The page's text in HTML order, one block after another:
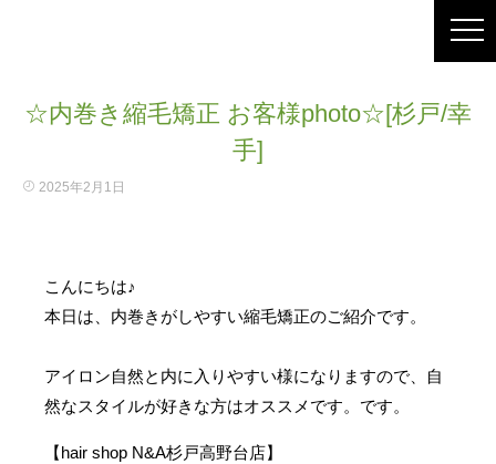
☆内巻き縮毛矯正 お客様photo☆[杉戸/幸
手]
2025年2月1日
こんにちは♪
本日は、内巻きがしやすい縮毛矯正のご紹介です。
アイロン自然と内に入りやすい様になりますので、自
然なスタイルが好きな方はオススメです。です。
【hair shop N&A杉戸高野台店】